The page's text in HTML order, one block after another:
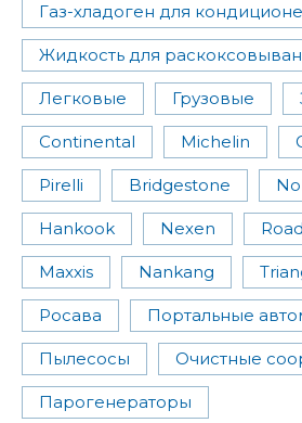
Газ-хладоген для
Жидкость для
Легковые Грузовые
Continental Michelin
Pirelli Bridgestone
Hankook Nexen
Maxxis Nankang
Росава Портальные
Пылесосы Очистные
Парогенераторы